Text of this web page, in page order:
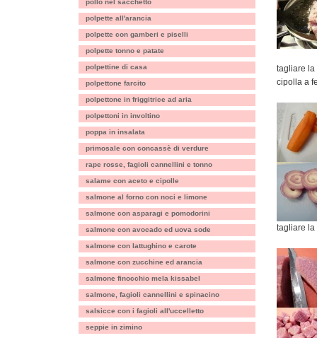
pollo nel sacchetto
polpette all'arancia
polpette con gamberi e piselli
polpette tonno e patate
polpettine di casa
polpettone farcito
polpettone in friggitrice ad aria
polpettoni in involtino
poppa in insalata
primosale con concassè di verdure
rape rosse, fagioli cannellini e tonno
salame con aceto e cipolle
salmone al forno con noci e limone
salmone con asparagi e pomodorini
salmone con avocado ed uova sode
salmone con lattughino e carote
salmone con zucchine ed arancia
salmone finocchio mela kissabel
salmone, fagioli cannellini e spinacino
salsicce con i fagioli all'uccelletto
seppie in zimino
tagliare la
cipolla a
tagliare la